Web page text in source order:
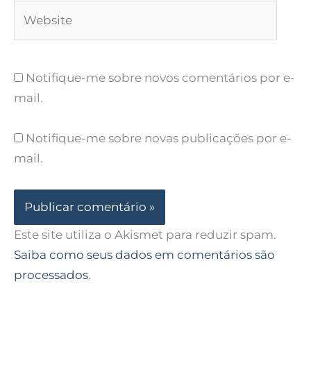
Notifique-me sobre novos comentários por e-
mail.
Notifique-me sobre novas publicações por e-
mail.
Este site utiliza o Akismet para reduzir spam.
Saiba como seus dados em comentários são
processados.